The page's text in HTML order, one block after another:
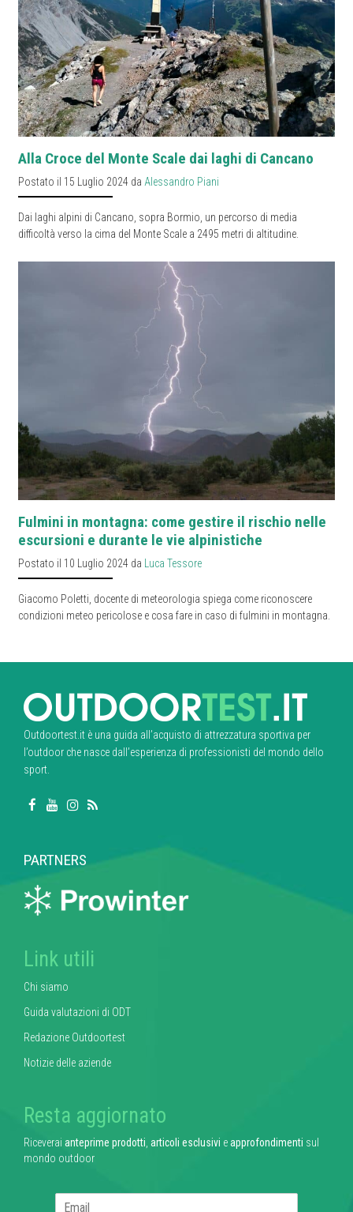
Alla Croce del Monte Scale dai laghi di Cancano
Postato il 15 Luglio 2024 da Alessandro Piani
Dai laghi alpini di Cancano, sopra Bormio, un percorso di media
difficoltà verso la cima del Monte Scale a 2495 metri di altitudine.
Fulmini in montagna: come gestire il rischio nelle
escursioni e durante le vie alpinistiche
Postato il 10 Luglio 2024 da Luca Tessore
Giacomo Poletti, docente di meteorologia spiega come riconoscere
condizioni meteo pericolose e cosa fare in caso di fulmini in montagna.
Outdoortest.it è una guida all’acquisto di attrezzatura sportiva per
l’outdoor che nasce dall’esperienza di professionisti del mondo dello
sport.
PARTNERS
Link utili
Chi siamo
Guida valutazioni di ODT
Redazione Outdoortest
Notizie delle aziende
Resta aggiornato
Riceverai anteprime prodotti articoli esclusivi eapprofondimenti sul
mondo outdoor